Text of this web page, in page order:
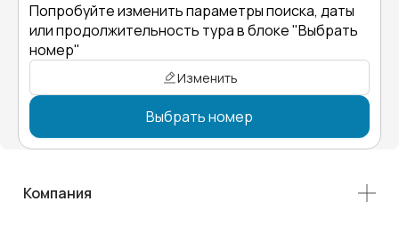
Попробуйте изменить параметры поиска, даты
или продолжительность тура в блоке "Выбрать
номер"
Изменить
Выбрать номер
Компания